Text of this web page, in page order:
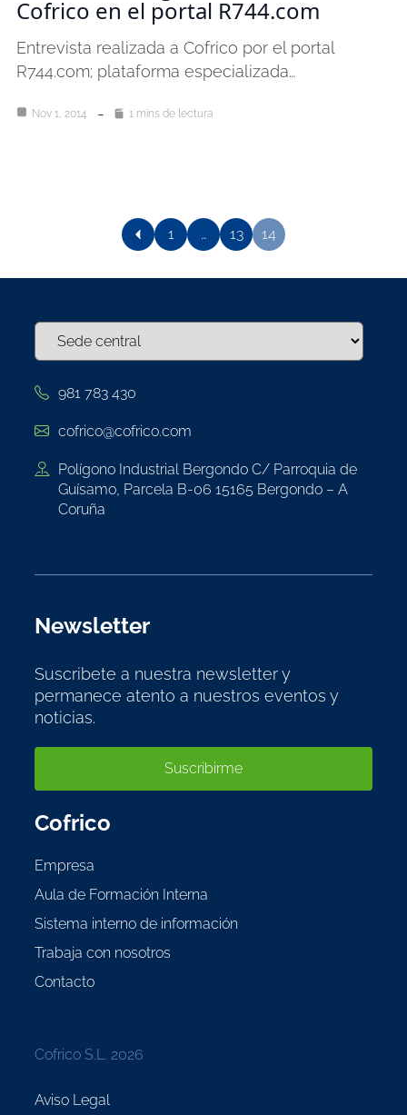
Cofrico en el portal R744.com
Entrevista realizada a Cofrico por el portal
R744.com; plataforma especializada…
Nov 1, 2014 1 mins de lectura
1 … 13 14
981 783 430
cofrico@cofrico.com
Polígono Industrial Bergondo C/ Parroquia de
Guísamo, Parcela B-06 15165 Bergondo – A
Coruña
Newsletter
Suscribete a nuestra newsletter y
permanece atento a nuestros eventos y
noticias.
Suscribirme
Cofrico
Empresa
Aula de Formación Interna
Sistema interno de información
Trabaja con nosotros
Contacto
Cofrico S.L. 2026
Aviso Legal